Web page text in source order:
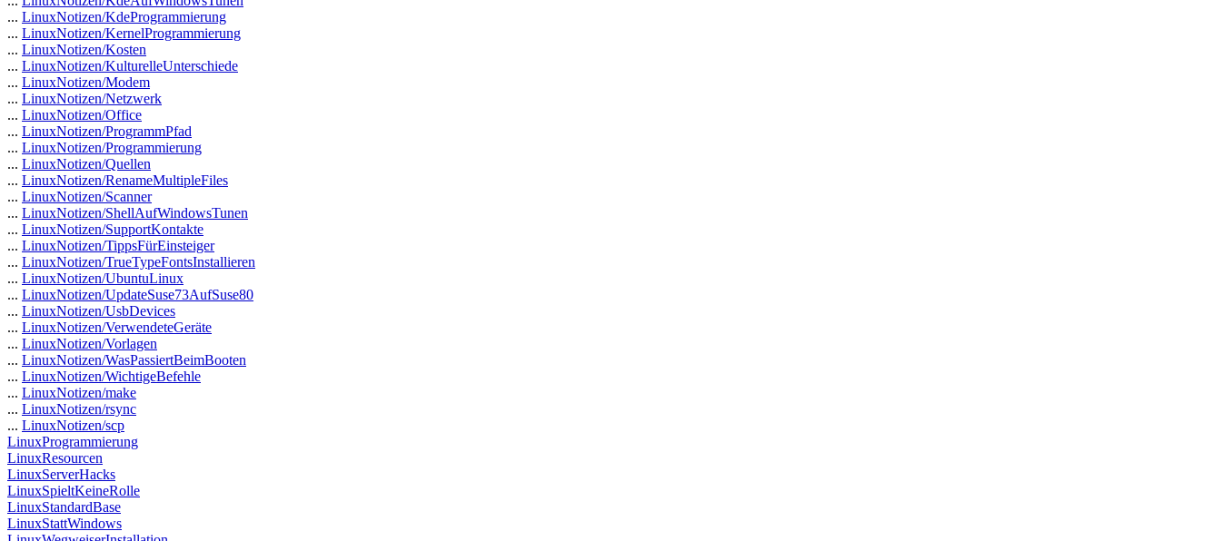
... LinuxNotizen/KdeProgrammierung
... LinuxNotizen/KernelProgrammierung
... LinuxNotizen/Kosten
... LinuxNotizen/KulturelleUnterschiede
... LinuxNotizen/Modem
... LinuxNotizen/Netzwerk
... LinuxNotizen/Office
... LinuxNotizen/ProgrammPfad
... LinuxNotizen/Programmierung
... LinuxNotizen/Quellen
... LinuxNotizen/RenameMultipleFiles
... LinuxNotizen/Scanner
... LinuxNotizen/ShellAufWindowsTunen
... LinuxNotizen/SupportKontakte
... LinuxNotizen/TippsFürEinsteiger
... LinuxNotizen/TrueTypeFontsInstallieren
... LinuxNotizen/UbuntuLinux
... LinuxNotizen/UpdateSuse73AufSuse80
... LinuxNotizen/UsbDevices
... LinuxNotizen/VerwendeteGeräte
... LinuxNotizen/Vorlagen
... LinuxNotizen/WasPassiertBeimBooten
... LinuxNotizen/WichtigeBefehle
... LinuxNotizen/make
... LinuxNotizen/rsync
... LinuxNotizen/scp
LinuxProgrammierung
LinuxResourcen
LinuxServerHacks
LinuxSpieltKeineRolle
LinuxStandardBase
LinuxStattWindows